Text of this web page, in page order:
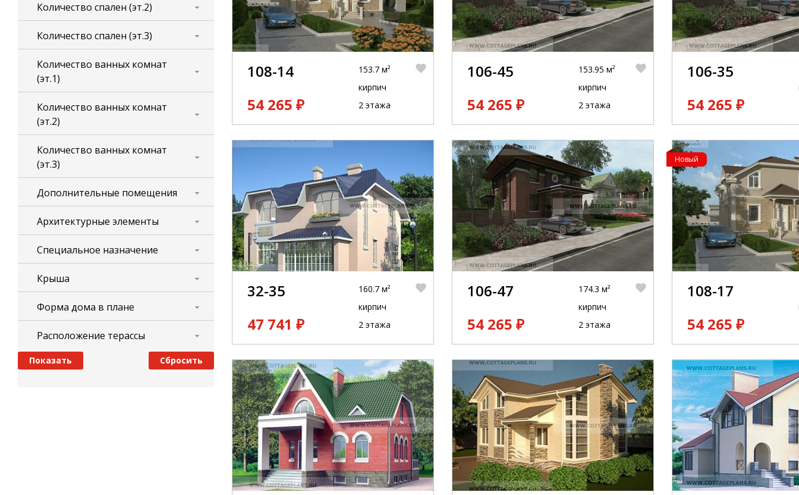
Количество спален (эт.2)
Количество спален (эт.3)
Количество ванных комнат
(эт.1)
Количество ванных комнат
(эт.2)
Количество ванных комнат
(эт.3)
Дополнительные помещения
Архитектурные элементы
Специальное назначение
Крыша
Форма дома в плане
Расположение терассы
108-14
54 265 ₽
153.7 м²
кирпич
2 этажа
106-45
54 265 ₽
153.95 м²
кирпич
2 этажа
106-35
54 265 ₽
32-35
47 741 ₽
160.7 м²
кирпич
2 этажа
106-47
54 265 ₽
174.3 м²
кирпич
2 этажа
Новый
108-17
54 265 ₽